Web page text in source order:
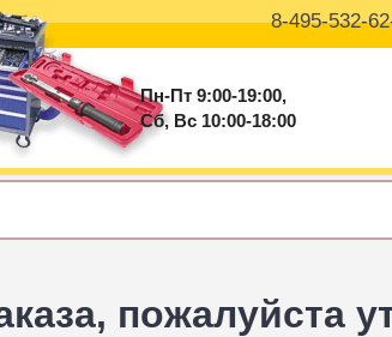
8-495-532-
Пн-Пт 9:00-19:00,
Сб, Вс 10:00-18:00
пожалуйста